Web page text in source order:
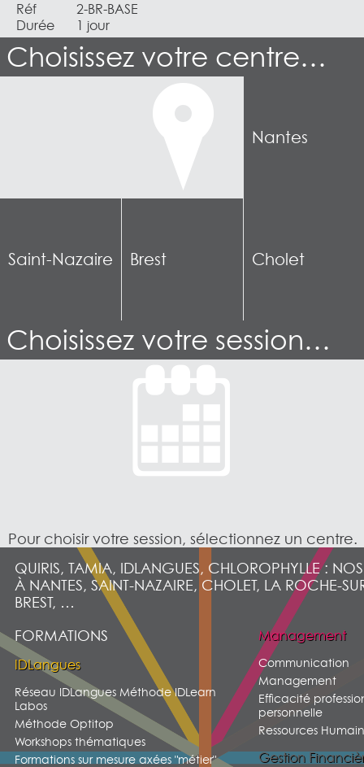
Réf
2-BR-BASE
Durée
1 jour
Choisissez votre centre…
Nantes
Saint-Nazaire Brest Cholet
Choisissez votre session…
Pour choisir votre session, sélectionnez un centre.
QUIRIS, TAMIA, IDLANGUES, CHLOROPHYLLE :
À NANTES, SAINT-NAZAIRE, CHOLET, LA ROCHE-
BREST, …
FORMATIONS
IDLangues
Réseau IDLangues Méthode IDLearn
Labos
Méthode Optitop
Workshops thématiques
Formations sur mesure axées "métier"
Management
Communication
Management
Efficacité
personnelle
Ressources
Gestion